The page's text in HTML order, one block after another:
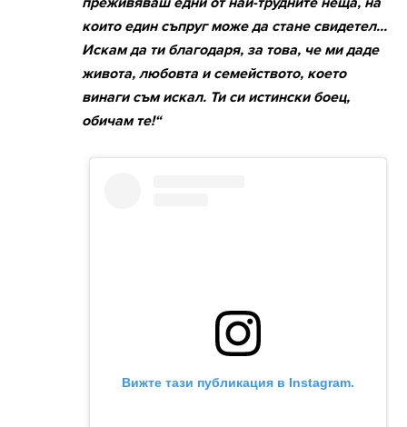
които един съпруг може да стане свидетел...
Искам да ти благодаря, за това, че ми даде
живота, любовта и семейството, което
винаги съм искал. Ти си истински боец,
обичам те!“